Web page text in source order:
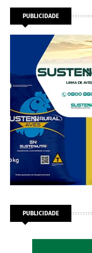
PUBLICIDADE
PUBLICIDADE